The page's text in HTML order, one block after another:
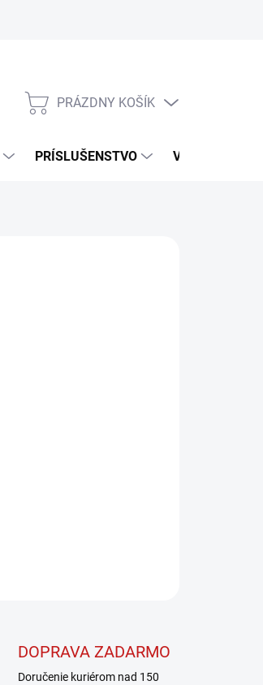
NÁKUPNÝ
PRÁZDNY KOŠÍK
PRÍSLUŠENSTVO VÝROBCOVIA
DOPRAVA ZADARMO
Doručenie kuriérom nad 150